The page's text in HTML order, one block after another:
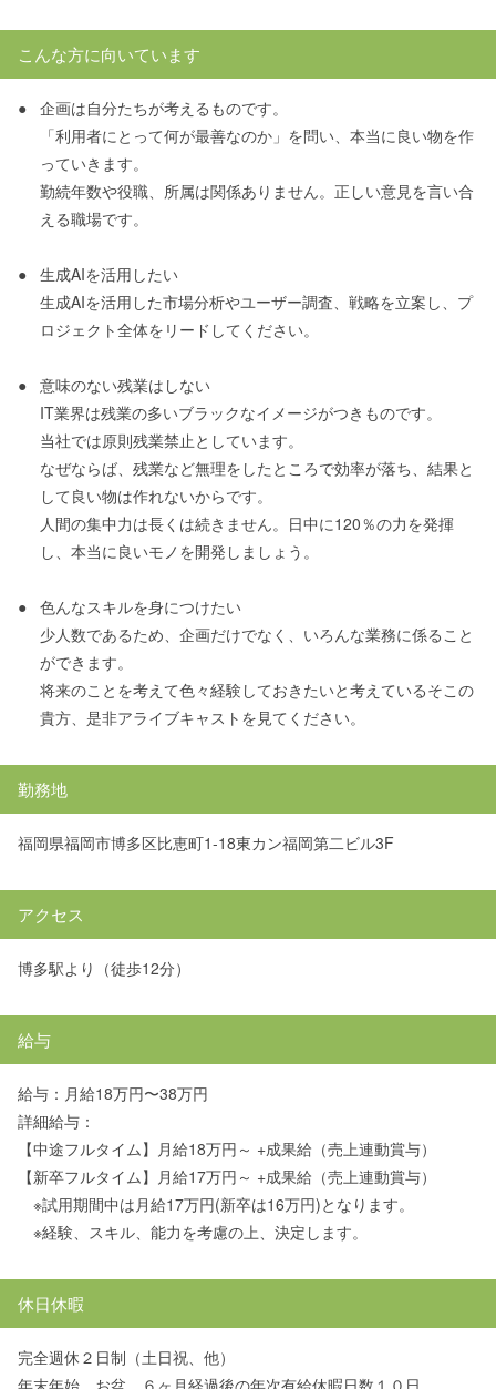
こんな方に向いています
● 企画は自分たちが考えるものです。
「利用者にとって何が最善なのか」を問い、本当に良い物を作
っていきます。
勤続年数や役職、所属は関係ありません。正しい意見を言い合
える職場です。
● 生成AIを活用したい
生成AIを活用した市場分析やユーザー調査、戦略を立案し、プ
ロジェクト全体をリードしてください。
● 意味のない残業はしない
IT業界は残業の多いブラックなイメージがつきものです。
当社では原則残業禁止としています。
なぜならば、残業など無理をしたところで効率が落ち、結果と
して良い物は作れないからです。
人間の集中力は長くは続きません。日中に120％の力を発揮
し、本当に良いモノを開発しましょう。
● 色んなスキルを身につけたい
少人数であるため、企画だけでなく、いろんな業務に係ること
ができます。
将来のことを考えて色々経験しておきたいと考えているそこの
貴方、是非アライブキャストを見てください。
勤務地
福岡県福岡市博多区比恵町1-18東カン福岡第二ビル3F
アクセス
博多駅より（徒歩12分）
給与
給与：月給18万円〜38万円
詳細給与：
【中途フルタイム】月給18万円～ +成果給（売上連動賞与）
【新卒フルタイム】月給17万円～ +成果給（売上連動賞与）
※試用期間中は月給17万円(新卒は16万円)となります。
※経験、スキル、能力を考慮の上、決定します。
休日休暇
完全週休２日制（土日祝、他）
年末年始、お盆、６ヶ月経過後の年次有給休暇日数１０日